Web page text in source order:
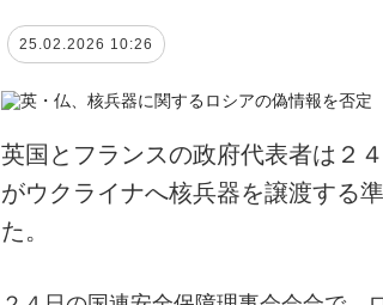
25.02.2026 10:26
英国とフランスの政府代表者は２
がウクライナへ核兵器を譲渡する
た。